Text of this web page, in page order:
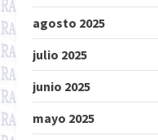
agosto 2025
julio 2025
junio 2025
mayo 2025